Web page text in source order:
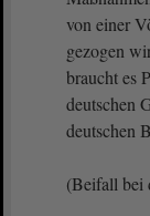
von einer
gezogen
braucht es
deutschen
deutschen
(Beifall